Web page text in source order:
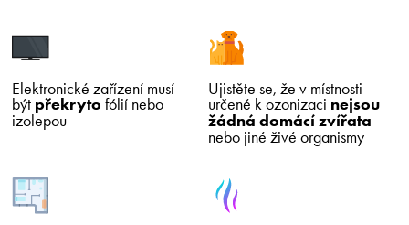
Elektronické zařízení musí
být překryto fólií nebo
izolepou
Ujistěte se, že v místnosti
určené k ozonizaci nejsou
žádná domácí zvířata
nebo jiné živé organismy